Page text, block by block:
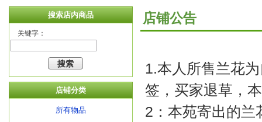
搜索店内商品
关键字：
店铺分类
所有物品
店铺公告
1.本人所售兰花
签，买家退草，
2：本苑寄出的兰